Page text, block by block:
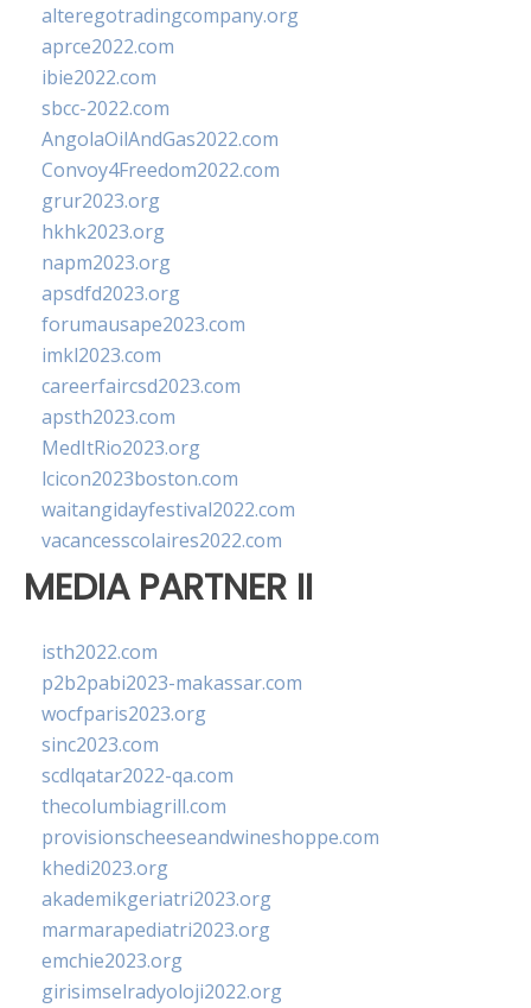
alteregotradingcompany.org
aprce2022.com
ibie2022.com
sbcc-2022.com
AngolaOilAndGas2022.com
Convoy4Freedom2022.com
grur2023.org
hkhk2023.org
napm2023.org
apsdfd2023.org
forumausape2023.com
imkl2023.com
careerfaircsd2023.com
apsth2023.com
MedItRio2023.org
lcicon2023boston.com
waitangidayfestival2022.com
vacancesscolaires2022.com
MEDIA PARTNER II
isth2022.com
p2b2pabi2023-makassar.com
wocfparis2023.org
sinc2023.com
scdlqatar2022-qa.com
thecolumbiagrill.com
provisionscheeseandwineshoppe.com
khedi2023.org
akademikgeriatri2023.org
marmarapediatri2023.org
emchie2023.org
girisimselradyoloji2022.org